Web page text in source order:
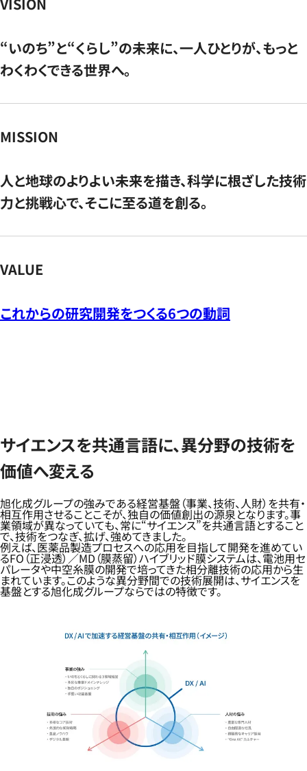
“いのち”と“くらし”の未来に、一人ひとりが、もっと
わくわくできる世界へ。
MISSION
人と地球のよりよい未来を描き、科学に根ざした技術
力と挑戦心で、そこに至る道を創る。
VALUE
これからの研究開発をつくる6つの動詞
サイエンスを共通言語に、異分野の技術を
価値へ変える
旭化成グループの強みである経営基盤（事業、技術、人財）を共有・
相互作用させることこそが、独自の価値創出の源泉となります。事
業領域が異なっていても、常に“サイエンス”を共通言語とすること
で、技術をつなぎ、拡げ、強めてきました。
例えば、医薬品製造プロセスへの応用を目指して開発を進めてい
るFO（正浸透）／MD（膜蒸留）ハイブリッド膜システムは、電池用セ
パレータや中空糸膜の開発で培ってきた相分離技術の応用から生
まれています。このような異分野間での技術展開は、サイエンスを
基盤とする旭化成グループならではの特徴です。